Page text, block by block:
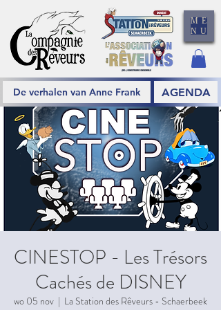
De verhalen van Anne Frank AGENDA
ME
NU
CINESTOP - Les Trésors
Cachés de DISNEY
wo 05 nov
  |
La Station des Rêveurs - Schaerbeek